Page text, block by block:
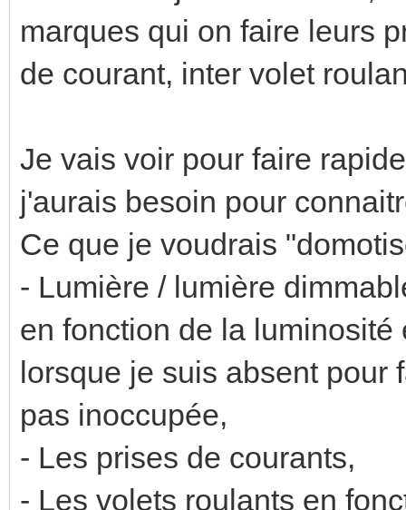
marques qui on faire leurs
de courant, inter volet
Je vais voir pour faire
j'aurais besoin pour
Ce que je voudrais
- Lumière / lumière
en fonction de la
lorsque je suis absent pour
pas inoccupée,
- Les prises de courants,
- Les volets roulants en